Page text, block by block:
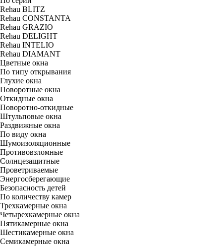
Rehau BLITZ
Rehau CONSTANTA
Rehau GRAZIO
Rehau DELIGHT
Rehau INTELIO
Rehau DIAMANT
Цветные окна
По типу открывания
Глухие окна
Поворотные окна
Откидные окна
Поворотно-откидные
Штульповые окна
Раздвижные окна
По виду окна
Шумоизоляционные
Противовзломные
Солнцезащитные
Проветриваемые
Энергосберегающие
Безопасность детей
По количеству камер
Трехкамерные окна
Четырехкамерные окна
Пятикамерные окна
Шестикамерные окна
Семикамерные окна